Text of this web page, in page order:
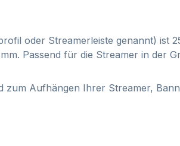
oder Streamerleiste genannt) ist
Passend für die Streamer in der
zum Aufhängen Ihrer Streamer,